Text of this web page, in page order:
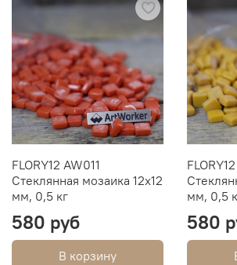
FLORY12 AW011
Стеклянная мозаика 12х12
мм, 0,5 кг
580 руб
В корзину
мм, 0,5
580